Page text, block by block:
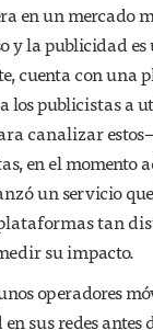
en un mercado
y la publicidad
cuenta con una
los publicistas a
canalizar
en el momento
un servicio
tan
su impacto.
operadores
sus redes